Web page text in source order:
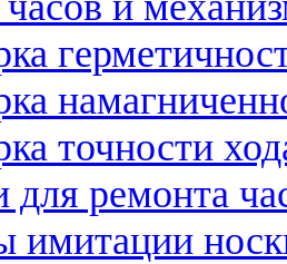
точности
для ремонта
имитации